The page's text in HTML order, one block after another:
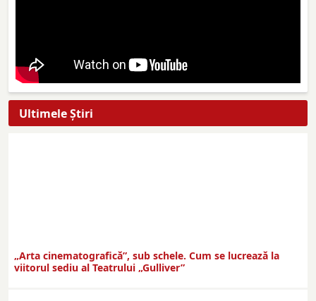
Ultimele Ştiri
„Arta cinematografică”, sub schele. Cum se lucrează la
viitorul sediu al Teatrului „Gulliver”